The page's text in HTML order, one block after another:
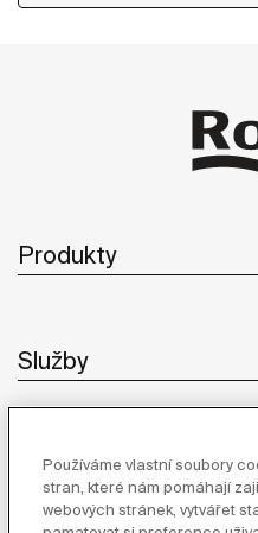
Produkty
Služby
O Společnosti
Používáme vlastní soubory
stran, které nám pomáhají
webových stránek, vytvářet